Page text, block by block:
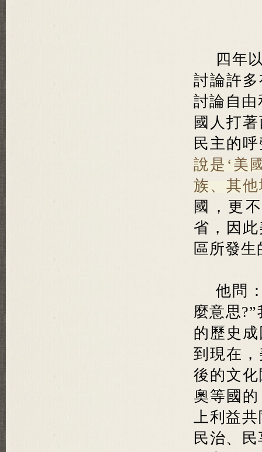
四年
討論許
討論自由
國人打
民主的
說是‘美
族、其
國，更
省，因
區所發
他問
麼意思
的歷史
到現在
後的文
奧等國
上利益共
民治、